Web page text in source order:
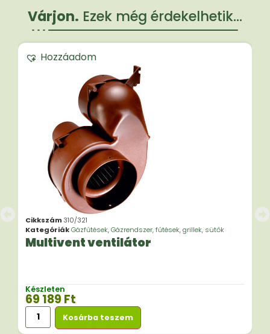
Várjon. Ezek még érdekelhetik...
Hozzáadom
Cikkszám 310/321
KategóriákGázfűtések,Gázrendszer, fűtések, grillek, sütők
Multivent ventilátor
Készleten
69 189 Ft
Kosárba teszem